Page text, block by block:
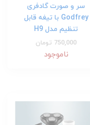
سر و صورت گادفری
Godfrey با تیغه قابل
تنظیم مدل H9
750,000 تومان
ناموجود